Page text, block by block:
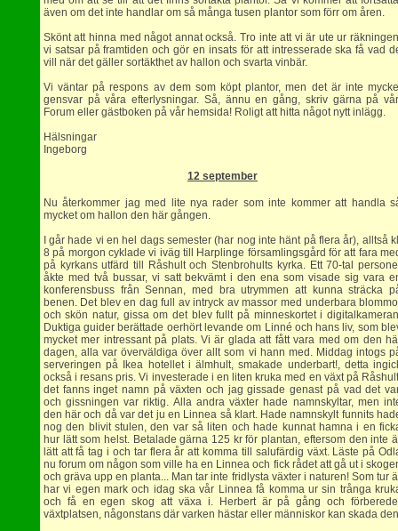
även om det inte handlar om så många tusen plantor som förr om åren.
Skönt att hinna med något annat också. Tro inte att vi är ute ur
vi satsar på framtiden och gör en insats för att intresserade ska få vad
vill när det gäller sortäkthet av hallon och svarta vinbär.
Vi väntar på respons av dem som köpt plantor, men det är inte
gensvar på våra efterlysningar. Så, ännu en gång, skriv gärna på
Forum eller gästboken på vår hemsida! Roligt att hitta något nytt inlägg.
Hälsningar
Ingeborg
12 september
Nu återkommer jag med lite nya rader som inte kommer att handla
mycket om hallon den här gången.
I går hade vi en hel dags semester (har nog inte hänt på flera år), alltså
8 på morgon cyklade vi iväg till Harplinge församlingsgård för att fara
på kyrkans utfärd till Råshult och Stenbrohults kyrka. Ett 70-tal
åkte med två bussar, vi satt bekvämt i den ena som visade sig vara
konferensbuss från Sennan, med bra utrymmen att kunna sträcka
benen. Det blev en dag full av intryck av massor med underbara
och skön natur, gissa om det blev fullt på minneskortet i
Duktiga guider berättade oerhört levande om Linné och hans liv, som
mycket mer intressant på plats. Vi är glada att fått vara med om den
dagen, alla var överväldiga över allt som vi hann med. Middag intogs
serveringen på Ikea hotellet i älmhult, smakade underbart!, detta
också i resans pris. Vi investerade i en liten kruka med en växt på
det fanns inget namn på växten och jag gissade genast på vad det
och gissningen var riktig. Alla andra växter hade namnskyltar, men
den här och då var det ju en Linnea så klart. Hade namnskylt funnits
nog den blivit stulen, den var så liten och hade kunnat hamna i en
hur lätt som helst. Betalade gärna 125 kr för plantan, eftersom den inte
lätt att få tag i och tar flera år att komma till salufärdig växt. Läste på
nu forum om någon som ville ha en Linnea och fick rådet att gå ut i
och gräva upp en planta... Man tar inte fridlysta växter i naturen! Som tur
har vi egen mark och idag ska vår Linnea få komma ur sin trånga
och få en egen skog att växa i. Herbert är på gång och
växtplatsen, någonstans där varken hästar eller människor kan skada